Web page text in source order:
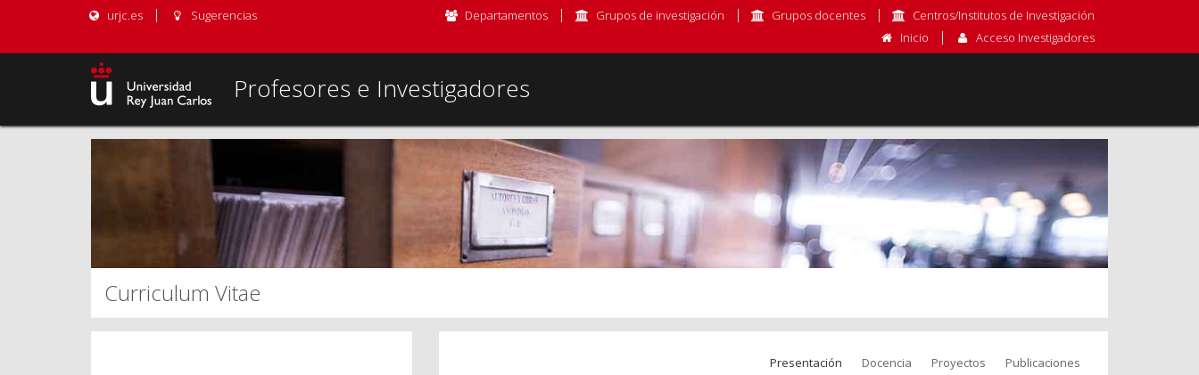
urjc.es Sugerencias Departamentos Grupos de investigación Grupos docentes
Centros/Institutos de Investigación
Inicio
Acceso Investigadores
Profesores e Investigadores
Curriculum Vitae
Presentación Docencia Proyectos Publicaciones